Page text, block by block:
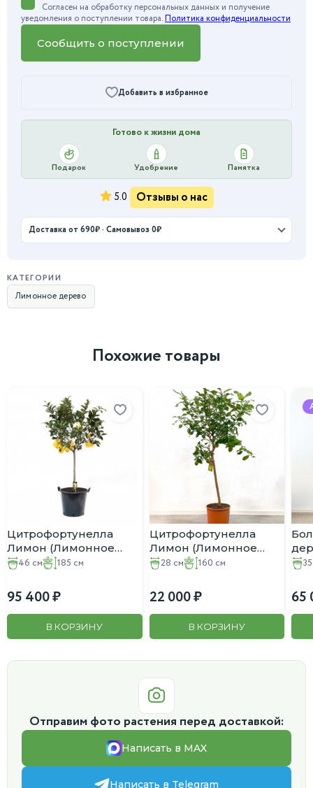
Согласен на обработку персональных данных и получение
уведомления о поступлении товара.Политика конфиденциальности
Сообщить о поступлении
Добавить в избранное
Готово к жизни дома
Подарок Удобрение Памятка
5.0 Отзывы о нас
Доставка от 690₽ · Самовывоз 0₽
КАТЕГОРИИ
Лимонное дерево
Похожие товары
Цитрофортунелла
Лимон (Лимонное
дерево) D:46см
46 см 185 см
95 400
В КОРЗИНУ
Цитрофортунелла
Лимон (Лимонное
дерево) D:28см
28 см 160 см
22 000
В КОРЗИНУ
65
Отправим фото растения перед доставкой:
Написать в MAX
Написать в Telegram